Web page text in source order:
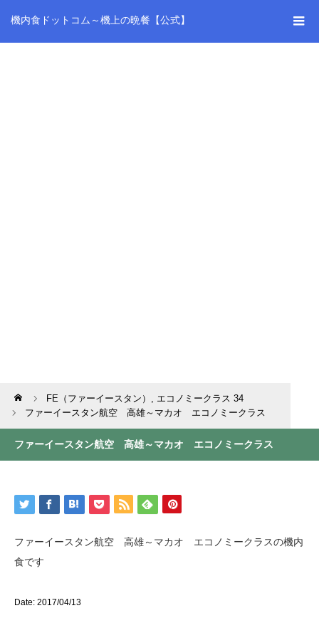
機内食ドットコム～機上の晩餐【公式】
Home FE（ファーイースタン） , エコノミークラス 34
ファーイースタン航空 高雄～マカオ エコノミークラス
ファーイースタン航空 高雄～マカオ エコノミークラス
ファーイースタン航空 高雄～マカオ エコノミークラスの機内
食です
Date: 2017/04/13